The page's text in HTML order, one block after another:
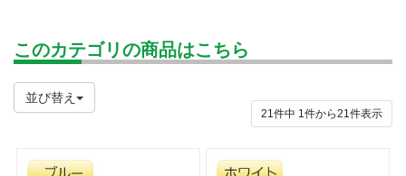
このカテゴリの商品はこちら
並び替え
21件中 1 件から21 件表示